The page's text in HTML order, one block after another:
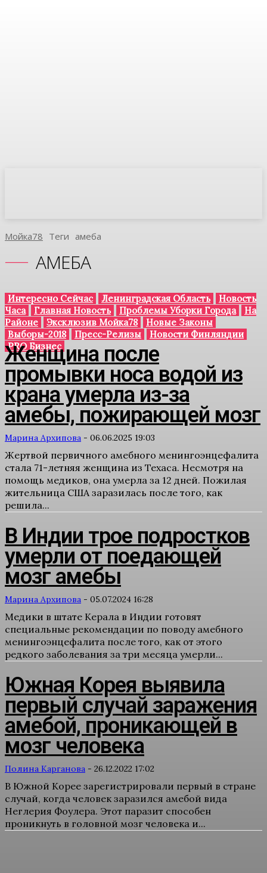
Мойка78 Теги Амеба
АМЕБА
Интересно Сейчас Ленинградская Область
Новость
Часа
Главная Новость Проблемы Уборки Города
На
Районе
Эксклюзив Мойка78
Новые Законы
Выборы-2018
Пресс-Релизы
Новости Финляндии
PRO Бизнес
Женщина после
промывки носа водой из
крана умерла из-за
амебы, пожирающей мозг
Марина Архипова - 06.06.2025 19:03
Жертвой первичного амебного менингоэнцефалита
стала 71-летняя женщина из Техаса. Несмотря на
помощь медиков, она умерла за 12 дней. Пожилая
жительница США заразилась после того, как
решила...
В Индии трое подростков
умерли от поедающей
мозг амебы
Марина Архипова - 05.07.2024 16:28
Медики в штате Керала в Индии готовят
специальные рекомендации по поводу амебного
менингоэнцефалита после того, как от этого
редкого заболевания за три месяца умерли...
Южная Корея выявила
первый случай заражения
амебой, проникающей в
мозг человека
Полина Карганова - 26.12.2022 17:02
В Южной Корее зарегистрировали первый в стране
случай, когда человек заразился амебой вида
Неглерия Фоулера. Этот паразит способен
проникнуть в головной мозг человека и...